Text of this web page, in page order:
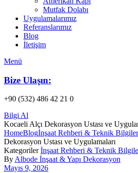
Mutfak Dolabı
Uygulamalarımız
Referanslarımız
Blog
İletişim
Menü
Bize Ulaşın:
+90 (532) 486 42 21 0
Bilgi Al
Kocaeli Alçı Dekorasyon Ustası ve
HomeBlogİnşaat Rehberi & Teknik Bilgiler
Dekorasyon Ustası ve Uygulamaları
Kategoriler İnşaat Rehberi & Teknik
ByAlbode İnşaat & Yapı Dekorasyon
Mayıs 9, 2026